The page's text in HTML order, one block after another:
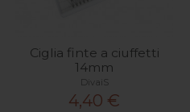
Ciglia finte a ciuffetti
14mm
DivaiS
4,40 €